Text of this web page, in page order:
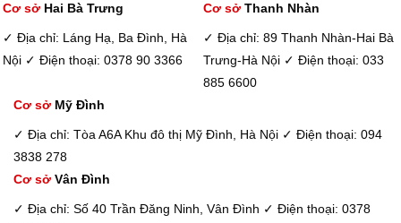
Cơ sởHai Bà Trưng
✓ Địa chỉ: Láng Hạ, Ba Đình, Hà
Nội ✓ Điện thoại: 0378 90 3366
Cơ sởThanh Nhàn
✓ Địa chỉ: 89 Thanh Nhàn-Hai Bà
Trưng-Hà Nội ✓ Điện thoại: 033
885 6600
Cơ sở Mỹ Đình
✓ Địa chỉ: Tòa A6A Khu đô thị Mỹ Đình, Hà Nội ✓ Điện thoại: 094
3838 278
Cơ sở Vân Đình
✓ Địa chỉ: Số 40 Trần Đăng Ninh, Vân Đình ✓ Điện thoại: 0378